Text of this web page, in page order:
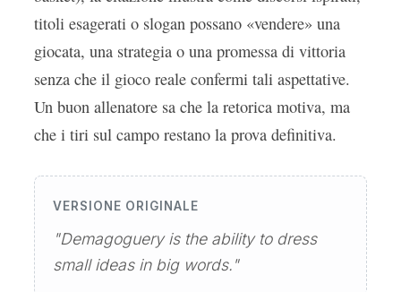
titoli esagerati o slogan possano «vendere» una
giocata, una strategia o una promessa di vittoria
senza che il gioco reale confermi tali aspettative.
Un buon allenatore sa che la retorica motiva, ma
che i tiri sul campo restano la prova definitiva.
VERSIONE ORIGINALE
"Demagoguery is the ability to dress
small ideas in big words."